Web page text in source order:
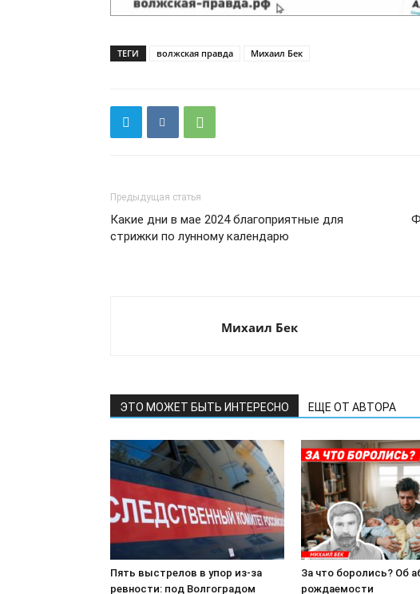
ТЕГИ волжская правда Михаил Бек
Предыдущая статья
Какие дни в мае 2024 благоприятные для
стрижки по лунному календарю
Михаил Бек
ЭТО МОЖЕТ БЫТЬ ИНТЕРЕСНО ЕЩЕ ОТ АВТОРА
Пять выстрелов в упор из-за
ревности: под Волгоградом
За что боролись? Об
рождаемости